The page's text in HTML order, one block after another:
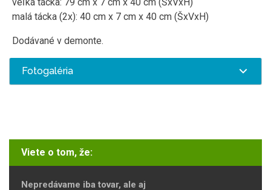
malá tácka (2x): 40 cm x 7 cm x 40 cm (ŠxVxH)
Dodávané v demonte.
Fotogaléria
Viete o tom, že:
Nepredávame iba tovar, ale aj